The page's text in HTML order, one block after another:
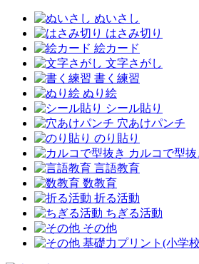
ぬいさし
はさみ切り
絵カード
文字さがし
書く練習
ぬり絵
シール貼り
穴あけパンチ
のり貼り
カルコで型抜
言語教育
数教育
折る活動
ちぎる活動
その他
基礎力プリント(小学